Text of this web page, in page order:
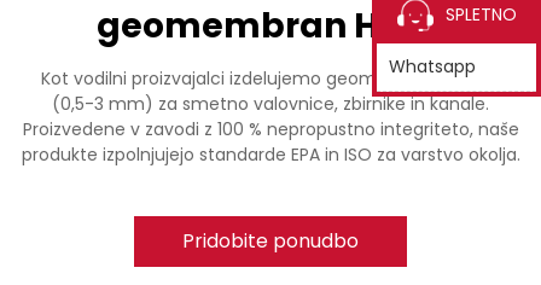
geomembran HDPE
Kot vodilni proizvajalci izdelujemo geomembrane HDPE
(0,5-3 mm) za smetno valovnice, zbirnike in kanale.
Proizvedene v zavodi z 100 % nepropustno integriteto, naše
produkte izpolnjujejo standarde EPA in ISO za varstvo okolja.
Pridobite ponudbo
SPLETNO
Whatsapp